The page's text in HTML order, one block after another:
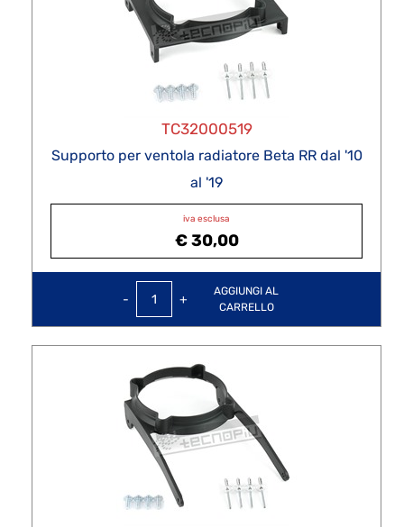
TC32000519
Supporto per ventola radiatore Beta RR dal '10
al '19
iva esclusa
€ 30,00
QuantitàAGGIUNGI AL
CARRELLO